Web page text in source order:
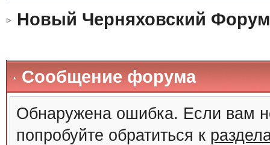
Новый Черняховский Форум
Сообщение форума
Обнаружена ошибка. Если вам
попробуйте обратиться к